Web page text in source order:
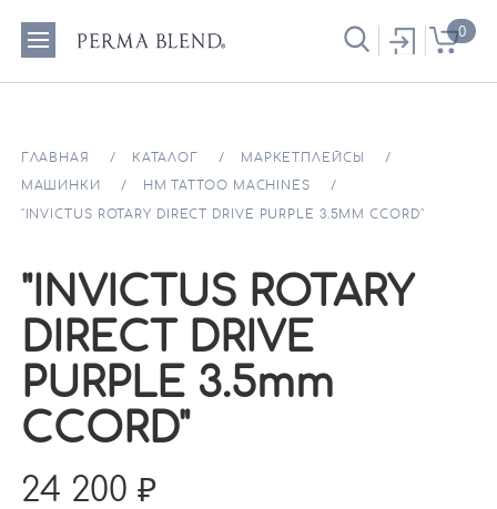
0
ГЛАВНАЯ КАТАЛОГ МАРКЕТПЛЕЙСЫ
МАШИНКИ HM TATTOO MACHINES
"INVICTUS ROTARY DIRECT DRIVE PURPLE 3.5MM CCORD"
"INVICTUS ROTARY
DIRECT DRIVE
PURPLE 3.5mm
CCORD"
24 200